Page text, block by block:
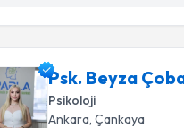
Psk. Beyza
Psikoloji
Ankara ,Çankaya